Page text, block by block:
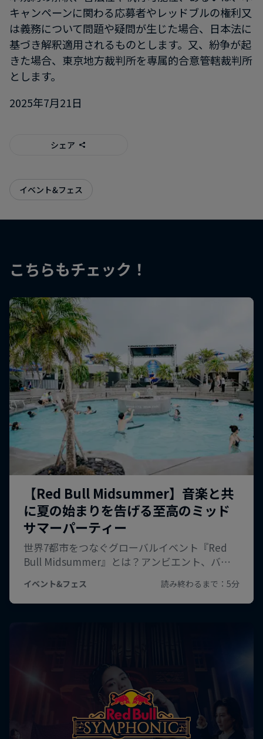
キャンペーンに関わる応募者やレッドブルの権利又
は義務について問題や疑問が生じた場合、日本法に
基づき解釈適用されるものとします。又、紛争が起
きた場合、東京地方裁判所を専属的合意管轄裁判所
とします。
2025年7月21日
シェア
イベント&フェス
こちらもチェック！